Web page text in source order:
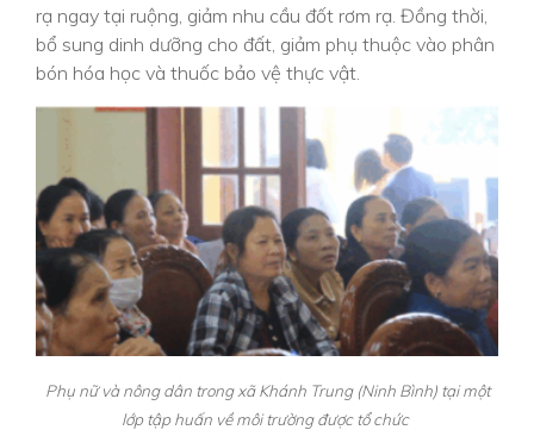
rạ ngay tại ruộng, giảm nhu cầu đốt rơm rạ. Đồng thời,
bổ sung dinh dưỡng cho đất, giảm phụ thuộc vào phân
bón hóa học và thuốc bảo vệ thực vật.
Phụ nữ và nông dân trong xã Khánh Trung (Ninh Bình) tại một
lớp tập huấn về môi trường được tổ chức